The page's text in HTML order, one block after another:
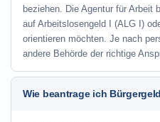
beziehen. Die Agentur für Arbeit
auf Arbeitslosengeld I (ALG I)
orientieren möchten. Je nach
andere Behörde der richtige
Wie beantrage ich